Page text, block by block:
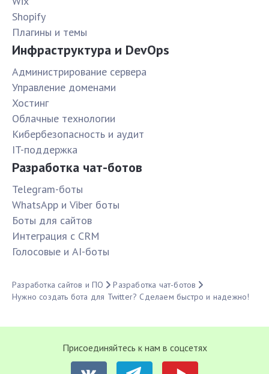
Shopify
Плагины и темы
Инфраструктура и DevOps
Администрирование сервера
Управление доменами
Хостинг
Облачные технологии
Кибербезопасность и аудит
IT-поддержка
Разработка чат-ботов
Telegram-боты
WhatsApp и Viber боты
Боты для сайтов
Интеграция с CRM
Голосовые и AI-боты
Разработка сайтов и ПО
Разработка чат-ботов
Нужно создать бота для Twitter? Сделаем быстро и надежно!
Присоединяйтесь к нам в соцсетях